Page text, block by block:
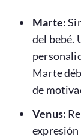
Marte:
del bebé.
Marte
de
Venus: